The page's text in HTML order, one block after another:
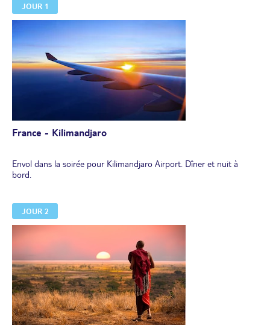
JOUR 1
France - Kilimandjaro
Envol dans la soirée pour Kilimandjaro Airport. Dîner et nuit à
bord.
JOUR 2